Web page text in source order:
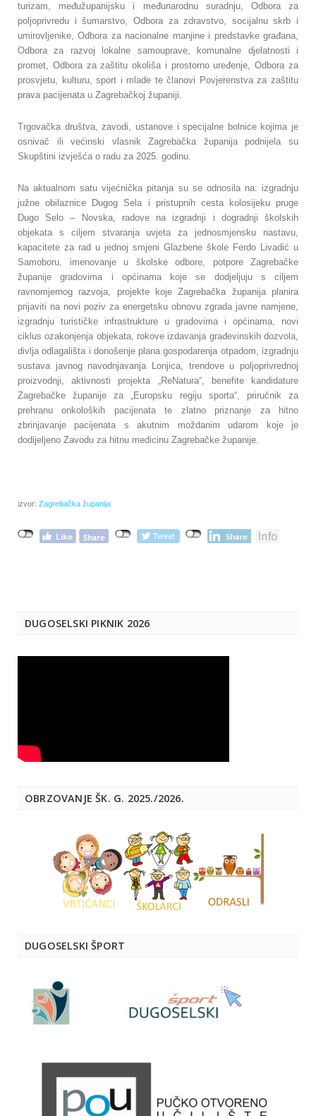
turizam, međužupanijsku i međunarodnu suradnju, Odbora za
poljoprivredu i šumarstvo, Odbora za zdravstvo, socijalnu skrb i
umirovljenike, Odbora za nacionalne manjine i predstavke građana,
Odbora za razvoj lokalne samouprave, komunalne djelatnosti i
promet, Odbora za zaštitu okoliša i prostorno uređenje, Odbora za
prosvjetu, kulturu, sport i mlade te članovi Povjerenstva za zaštitu
prava pacijenata u Zagrebačkoj županiji.
Trgovačka društva, zavodi, ustanove i specijalne bolnice kojima je
osnivač ili većinski vlasnik Zagrebačka županija podnijela su
Skupštini izvješća o radu za 2025. godinu.
Na aktualnom satu vijećnička pitanja su se odnosila na: izgradnju
južne obilaznice Dugog Sela i pristupnih cesta kolosijeku pruge
Dugo Selo – Novska, radove na izgradnji i dogradnji školskih
objekata s ciljem stvaranja uvjeta za jednosmjensku nastavu,
kapacitete za rad u jednoj smjeni Glazbene škole Ferdo Livadić u
Samoboru, imenovanje u školske odbore, potpore Zagrebačke
županije gradovima i općinama koje se dodjeljuju s ciljem
ravnomjernog razvoja, projekte koje Zagrebačka županija planira
prijaviti na novi poziv za energetsku obnovu zgrada javne namjene,
izgradnju turističke infrastrukture u gradovima i općinama, novi
ciklus ozakonjenja objekata, rokove izdavanja građevinskih dozvola,
divlja odlagališta i donošenje plana gospodarenja otpadom, izgradnju
sustava javnog navodnjavanja Lonjica, trendove u poljoprivrednoj
proizvodnji, aktivnosti projekta „ReNatura“, benefite kandidature
Zagrebačke županije za „Europsku regiju sporta“, priručnik za
prehranu onkoloških pacijenata te zlatno priznanje za hitno
zbrinjavanje pacijenata s akutnim moždanim udarom koje je
dodijeljeno Zavodu za hitnu medicinu Zagrebačke županije.
izvor: Zagrebačka županija
DUGOSELSKI PIKNIK 2026
OBRZOVANJE ŠK. G. 2025./2026.
DUGOSELSKI ŠPORT